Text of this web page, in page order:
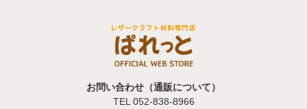
お問い合わせ（通販について）
TEL 052-838-8966